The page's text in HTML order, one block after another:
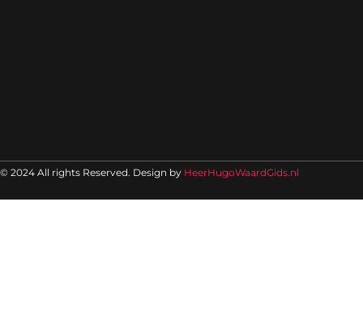
© 2024 All rights Reserved. Design by HeerHugoWaardGids.nl